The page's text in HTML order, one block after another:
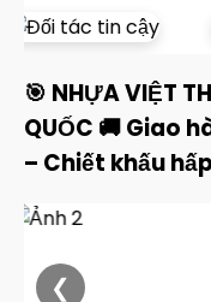
🎯 NHỰA VIỆT
QUỐC 🚚 Giao
– Chiết khấu
❮